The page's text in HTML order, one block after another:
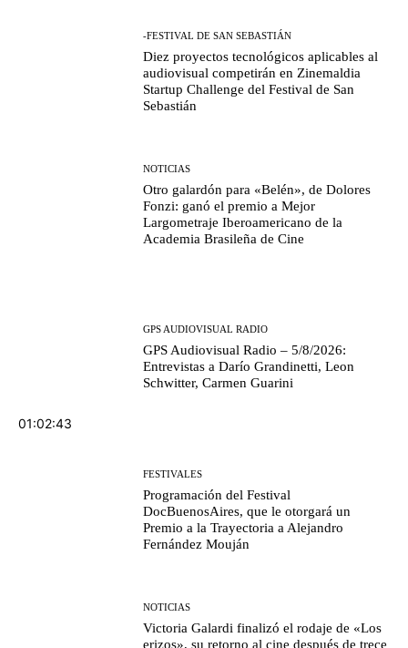
-FESTIVAL DE SAN SEBASTIÁN
Diez proyectos tecnológicos aplicables al
audiovisual competirán en Zinemaldia
Startup Challenge del Festival de San
Sebastián
NOTICIAS
Otro galardón para «Belén», de Dolores
Fonzi: ganó el premio a Mejor
Largometraje Iberoamericano de la
Academia Brasileña de Cine
01:02:43
GPS AUDIOVISUAL RADIO
GPS Audiovisual Radio – 5/8/2026:
Entrevistas a Darío Grandinetti, Leon
Schwitter, Carmen Guarini
FESTIVALES
Programación del Festival
DocBuenosAires, que le otorgará un
Premio a la Trayectoria a Alejandro
Fernández Mouján
NOTICIAS
Victoria Galardi finalizó el rodaje de «Los
erizos», su retorno al cine después de trece